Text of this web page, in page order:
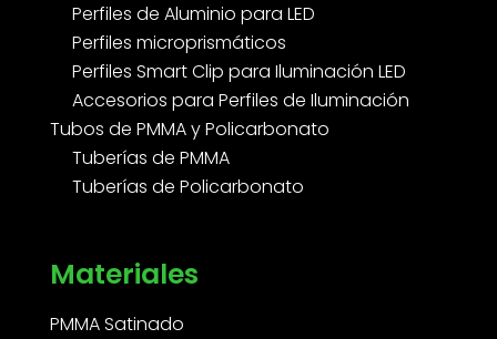
Perfiles de Aluminio para LED
Perfiles microprismáticos
Perfiles Smart Clip para Iluminación LED
Accesorios para Perfiles de Iluminación
Tubos de PMMA y Policarbonato
Tuberías de PMMA
Tuberías de Policarbonato
Materiales
PMMA Satinado